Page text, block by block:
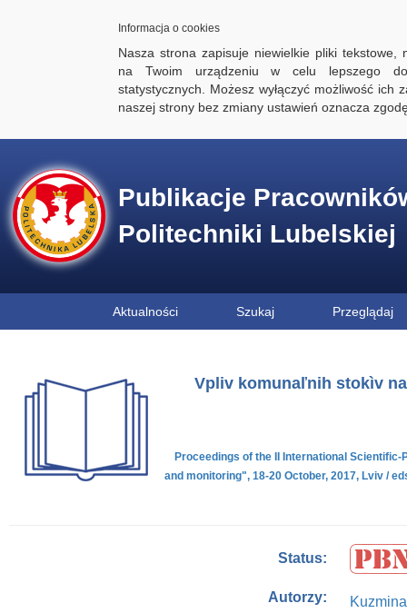
Informacja o cookies
Nasza strona zapisuje niewielkie pliki tekstowe,
na Twoim urządzeniu w celu lepszego
statystycznych. Możesz wyłączyć możliwość ich
naszej strony bez zmiany ustawień oznacza
Publikacje
Politechniki Lubelskiej
Aktualności Szukaj Przeglądaj
Vpliv komunaľnih stokìv
Proceedings of the II International
and monitoring", 18-20 October, 2017, Lviv /
Status:
Autorzy: